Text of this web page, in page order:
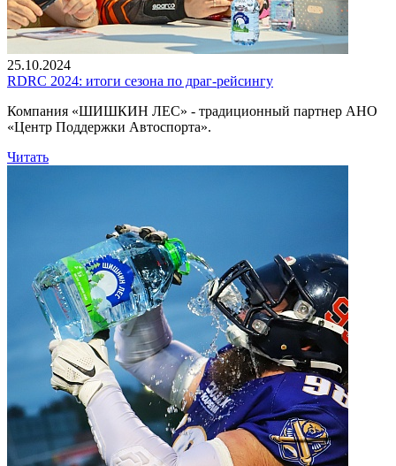
25.10.2024
RDRC 2024: итоги сезона по драг-рейсингу
Компания «ШИШКИН ЛЕС» - традиционный партнер АНО
«Центр Поддержки Автоспорта».
Читать